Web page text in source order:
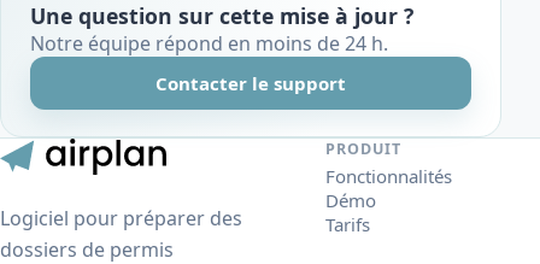
Une question sur cette mise à jour ?
Notre équipe répond en moins de 24 h.
Contacter le support
Logiciel pour préparer des
dossiers de permis
PRODUIT
Fonctionnalités
Démo
Tarifs